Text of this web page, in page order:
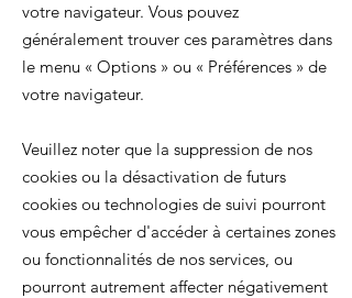
votre navigateur. Vous pouvez
généralement trouver ces paramètres dans
le menu « Options » ou « Préférences » de
votre navigateur.
Veuillez noter que la suppression de nos
cookies ou la désactivation de futurs
cookies ou technologies de suivi pourront
vous empêcher d'accéder à certaines zones
ou fonctionnalités de nos services, ou
pourront autrement affecter négativement